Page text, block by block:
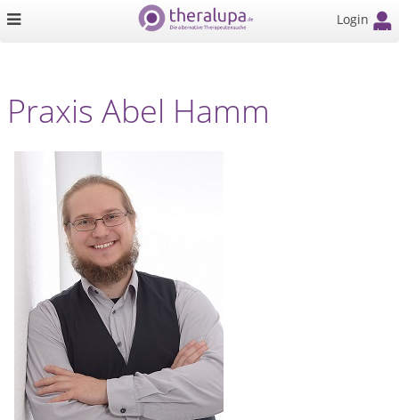
Login
Praxis Abel Hamm